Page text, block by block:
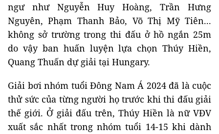
ngư như Nguyễn Huy Hoàng, Trần Hưng
Nguyên, Phạm Thanh Bảo, Võ Thị Mỹ Tiên...
không sở trường trong thi đấu ở hồ ngắn 25m
do vậy ban huấn luyện lựa chọn Thúy Hiền,
Quang Thuấn dự giải tại Hungary.
Giải bơi nhóm tuổi Đông Nam Á 2024 đã là cuộc
thử sức của từng người họ trước khi thi đấu giải
thế giới. Ở giải đấu trên, Thúy Hiền là nữ VĐV
xuất sắc nhất trong nhóm tuổi 14-15 khi dành